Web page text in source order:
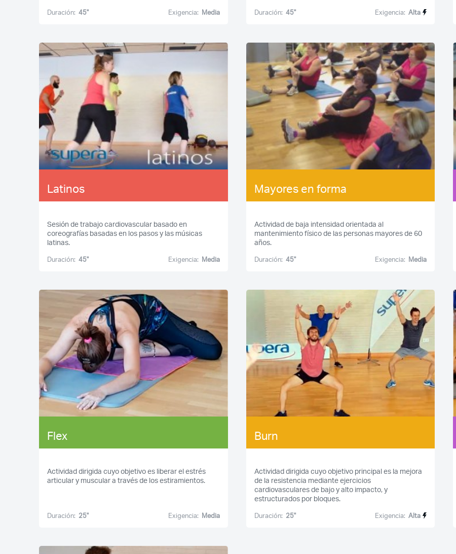
Duración: 45'' Exigencia: Media Duración: 45'' Exigencia: Alta
Latinos
Sesión de trabajo cardiovascular basado en
coreografías basadas en los pasos y las músicas
latinas.
Duración: 45'' Exigencia: Media
Mayores en forma
Actividad de baja intensidad orientada al
mantenimiento físico de las personas mayores de 60
años.
Duración: 45'' Exigencia: Media
Flex
Actividad dirigida cuyo objetivo es liberar el estrés
articular y muscular a través de los estiramientos.
Duración: 25'' Exigencia: Media
Burn
Actividad dirigida cuyo objetivo principal es la mejora
de la resistencia mediante ejercicios
cardiovasculares de bajo y alto impacto, y
estructurados por bloques.
Duración: 25'' Exigencia: Alta